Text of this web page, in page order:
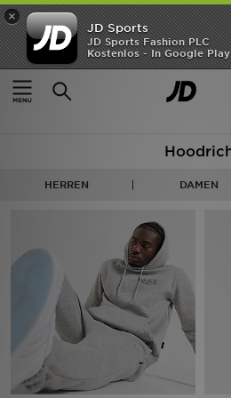
×
JD Sports
JD Sports Fashion PLC
Kostenlos - In Google Play
Startseite
Hoodrich
248 Produkte
HERREN DAMEN
Startseite
ANGEBOTE
Herren
Bestsellers
JD Exklusives